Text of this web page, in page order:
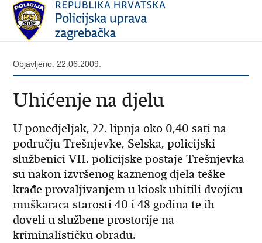
Objavljeno: 22.06.2009.
Uhićenje na djelu
U ponedjeljak, 22. lipnja oko 0,40 sati na
području Trešnjevke, Selska, policijski
službenici VII. policijske postaje Trešnjevka
su nakon izvršenog kaznenog djela teške
krađe provaljivanjem u kiosk uhitili dvojicu
muškaraca starosti 40 i 48 godina te ih
doveli u službene prostorije na
kriminalističku obradu.